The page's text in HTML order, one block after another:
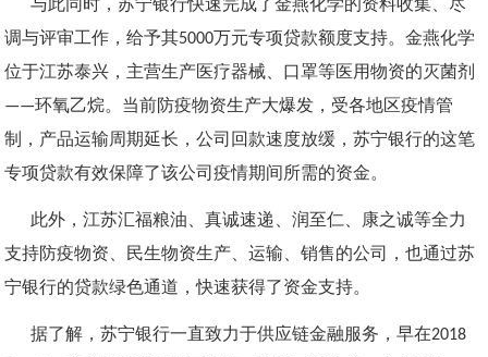
与此同时，苏宁银行快速完成了金燕化学的资料收集、尽
调与评审工作，给予其5000万元专项贷款额度支持。金燕化学
位于江苏泰兴，主营生产医疗器械、口罩等医用物资的灭菌剂
——环氧乙烷。当前防疫物资生产大爆发，受各地区疫情管
制，产品运输周期延长，公司回款速度放缓，苏宁银行的这笔
专项贷款有效保障了该公司疫情期间所需的资金。
此外，江苏汇福粮油、真诚速递、润至仁、康之诚等全力
支持防疫物资、民生物资生产、运输、销售的公司，也通过苏
宁银行的贷款绿色通道，快速获得了资金支持。
据了解， 苏宁银行一直致力于供应链金融服务，早在2018